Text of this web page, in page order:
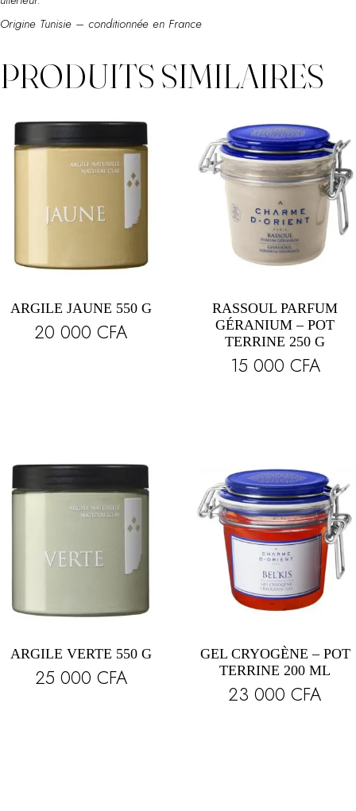
Origine Tunisie – conditionnée en France
PRODUITS SIMILAIRES
ARGILE JAUNE 550 G
20 000 CFA
RASSOUL PARFUM
GÉRANIUM – POT
TERRINE 250 G
15 000 CFA
ARGILE VERTE 550 G
25 000 CFA
GEL CRYOGÈNE – POT
TERRINE 200 ML
23 000 CFA